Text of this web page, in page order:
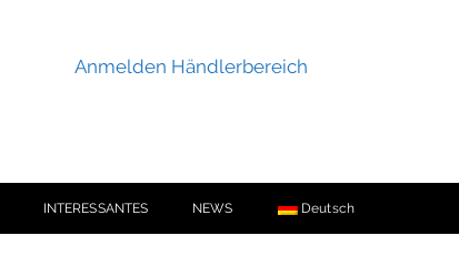
Anmelden Händlerbereich
INTERESSANTES NEWS Deutsch